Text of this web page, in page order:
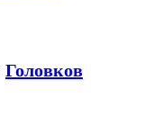
Головков